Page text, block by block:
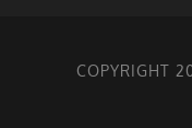
COPYRIGHT